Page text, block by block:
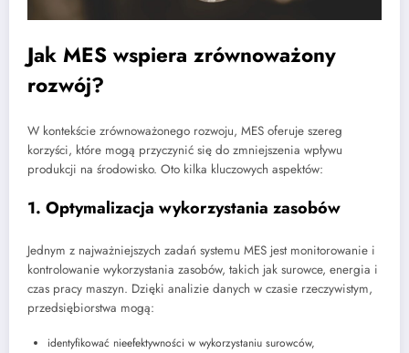
Jak MES wspiera zrównoważony
rozwój?
W kontekście zrównoważonego rozwoju, MES oferuje szereg
korzyści, które mogą przyczynić się do zmniejszenia wpływu
produkcji na środowisko. Oto kilka kluczowych aspektów:
1. Optymalizacja wykorzystania zasobów
Jednym z najważniejszych zadań systemu MES jest monitorowanie i
kontrolowanie wykorzystania zasobów, takich jak surowce, energia i
czas pracy maszyn. Dzięki analizie danych w czasie rzeczywistym,
przedsiębiorstwa mogą:
identyfikować nieefektywności w wykorzystaniu surowców,